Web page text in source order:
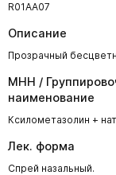
R01AA07
Описание
Прозрачный
МНН /
наименование
Ксилометазолин +
Лек. форма
Спрей назальный.